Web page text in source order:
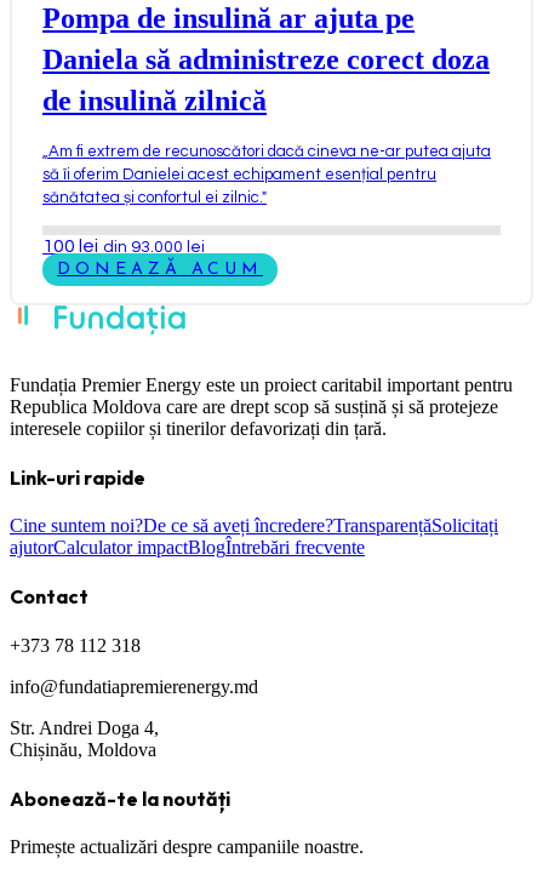
Pompa de insulină ar ajuta pe
Daniela să administreze corect doza
de insulină zilnică
Am fi extrem de recunoscători dacă cineva ne-ar putea ajuta
să îi oferim Danielei acest echipament esențial pentru
sănătatea și confortul ei zilnic. "
100 lei din 93.000 lei
DONEAZĂ ACUM
Fundația Premier Energy este un proiect caritabil important pentru
Republica Moldova care are drept scop să susțină și să protejeze
interesele copiilor și tinerilor defavorizați din țară.
Link-uri rapide
Cine suntem noi?De ce să aveți încredere?TransparențăSolicitați
ajutorCalculator impactBlogÎntrebări frecvente
Contact
+373 78 112 318
info@fundatiapremierenergy.md
Str. Andrei Doga 4,
Chișinău, Moldova
Abonează-te la noutăți
Primește actualizări despre campaniile noastre.